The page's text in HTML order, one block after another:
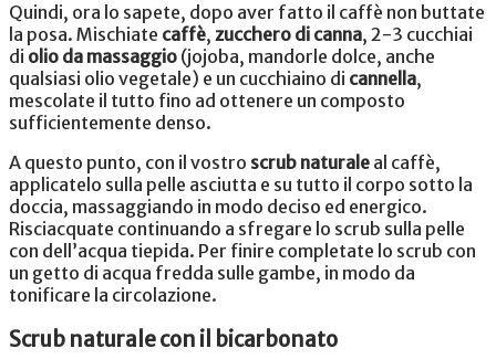
Quindi, ora lo sapete, dopo aver fatto il caffè non buttate
la posa. Mischiate caffè, zucchero di canna, 2-3 cucchiai
di olio da massaggio (jojoba, mandorle dolce, anche
qualsiasi olio vegetale) e un cucchiaino di cannella,
mescolate il tutto fino ad ottenere un composto
sufficientemente denso.
A questo punto, con il vostro scrub naturale al caffè,
applicatelo sulla pelle asciutta e su tutto il corpo sotto la
doccia, massaggiando in modo deciso ed energico.
Risciacquate continuando a sfregare lo scrub sulla pelle
con dell’acqua tiepida. Per finire completate lo scrub con
un getto di acqua fredda sulle gambe, in modo da
tonificare la circolazione.
Scrub naturale con il bicarbonato